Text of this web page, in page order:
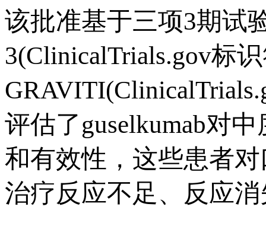
该批准基于三项3期试
3(ClinicalTrials.gov标
评估了guselkumab对
和有效性，这些患者
治疗反应不足、反应